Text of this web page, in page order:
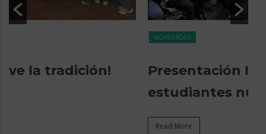
Presentación Institucional a
estudiantes nuevos